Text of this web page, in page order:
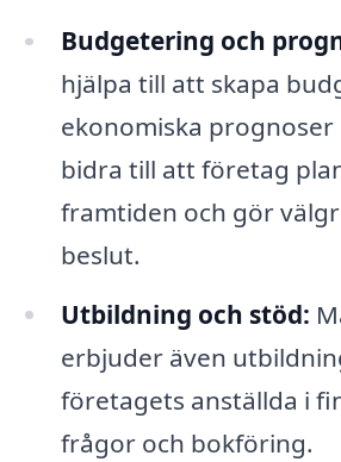
Budgetering och
hjälpa till att skapa
ekonomiska
bidra till att företag
framtiden och gör
beslut.
Utbildning och stöd:
erbjuder även
företagets anställda i
frågor och bokföring.